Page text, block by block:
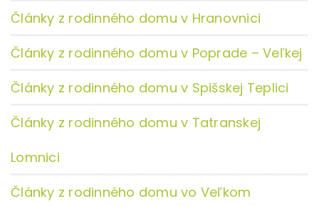
Články z rodinného domu v Hranovnici
Články z rodinného domu v Poprade – Veľkej
Články z rodinného domu v Spišskej Teplici
Články z rodinného domu v Tatranskej
Lomnici
Články z rodinného domu vo Veľkom